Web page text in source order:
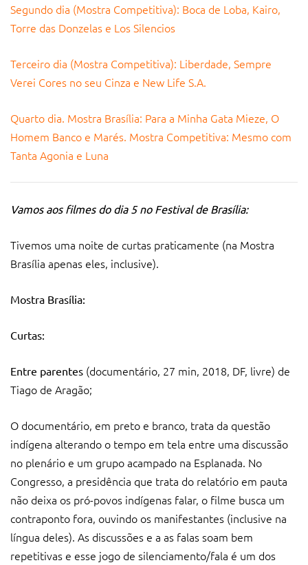
Segundo dia (Mostra Competitiva): Boca de Loba, Kairo,
Torre das Donzelas e Los Silencios
Terceiro dia (Mostra Competitiva): Liberdade, Sempre
Verei Cores no seu Cinza e New Life S.A.
Quarto dia. Mostra Brasília: Para a Minha Gata Mieze, O
Homem Banco e Marés. Mostra Competitiva: Mesmo com
Tanta Agonia e Luna
Vamos aos filmes do dia 5 no Festival de Brasília:
Tivemos uma noite de curtas praticamente (na Mostra
Brasília apenas eles, inclusive).
Mostra Brasília:
Curtas:
Entre parentes (documentário, 27 min, 2018, DF, livre) de
Tiago de Aragão;
O documentário, em preto e branco, trata da questão
indígena alterando o tempo em tela entre uma discussão
no plenário e um grupo acampado na Esplanada. No
Congresso, a presidência que trata do relatório em pauta
não deixa os pró-povos indígenas falar, o filme busca um
contraponto fora, ouvindo os manifestantes (inclusive na
língua deles). As discussões e a as falas soam bem
repetitivas e esse jogo de silenciamento/fala é um dos